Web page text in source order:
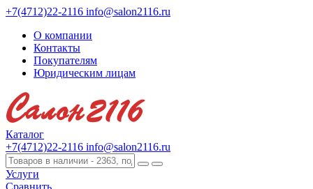
+7(4712)22-2116 info@salon2116.ru
О компании
Контакты
Покупателям
Юридическим лицам
Каталог
+7(4712)22-2116 info@salon2116.ru
Услуги
Сравнить